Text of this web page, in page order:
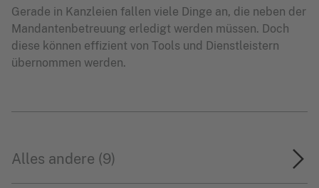
Gerade in Kanzleien fallen viele Dinge an, die neben der
Mandantenbetreuung erledigt werden müssen. Doch
diese können effizient von Tools und Dienstleistern
übernommen werden.
Alles andere (9)